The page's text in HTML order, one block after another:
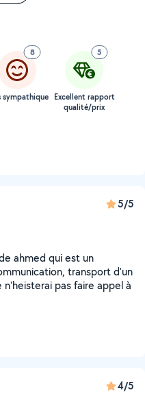
8
sympathique
5
Excellent rapport
qualité/prix
5/5
ahmed qui est un
transport d'un
pas faire appel à
4/5